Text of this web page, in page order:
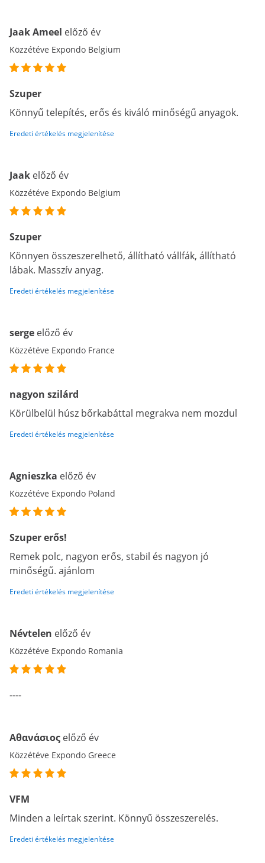
Jaak Ameel előző év
Közzétéve Expondo Belgium
Szuper
Könnyű telepítés, erős és kiváló minőségű anyagok.
Eredeti értékelés megjelenítése
Jaak előző év
Közzétéve Expondo Belgium
Szuper
Könnyen összeszerelhető, állítható vállfák, állítható
lábak. Masszív anyag.
Eredeti értékelés megjelenítése
serge előző év
Közzétéve Expondo France
nagyon szilárd
Körülbelül húsz bőrkabáttal megrakva nem mozdul
Eredeti értékelés megjelenítése
Agnieszka előző év
Közzétéve Expondo Poland
Szuper erős!
Remek polc, nagyon erős, stabil és nagyon jó
minőségű. ajánlom
Eredeti értékelés megjelenítése
Névtelen előző év
Közzétéve Expondo Romania
----
Αθανάσιος előző év
Közzétéve Expondo Greece
VFM
Minden a leírtak szerint. Könnyű összeszerelés.
Eredeti értékelés megjelenítése